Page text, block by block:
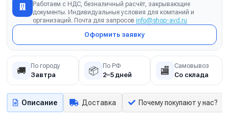
Работаем с НДС, безналичный расчёт, закрывающие
документы. Индивидуальные условия для компаний и
организаций. Почта для запросов info@shop-avd.ru
Оформить заявку
🚚 По городу
Завтра 📦 По РФ
2–5 дней 🏬 Самовывоз
Со склада
Описание Доставка Почему покупают у нас?